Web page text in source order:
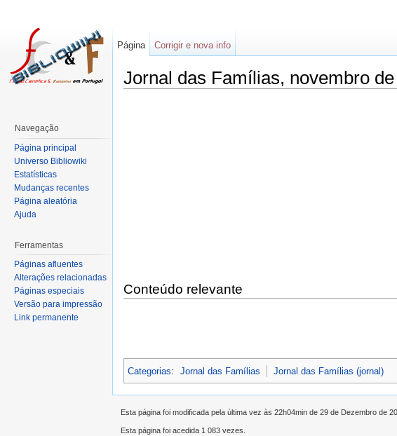
Jornal das Famílias, novembro
Conteúdo relevante
Categorias: Jornal das Famílias Jornal das Famílias (jornal)
Página Corrigir e nova info
Navegação
Página principal
Universo Bibliowiki
Estatísticas
Mudanças recentes
Página aleatória
Ajuda
Ferramentas
Páginas afluentes
Alterações relacionadas
Páginas especiais
Versão para impressão
Link permanente
Esta página foi modificada pela última vez às 22h04min de 29 de Dezembro de
Esta página foi acedida 1 083 vezes.